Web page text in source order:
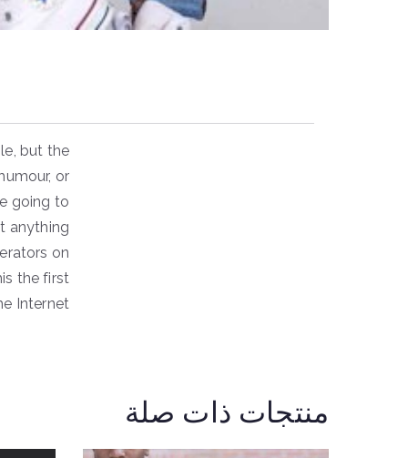
but the
or
going to
anything
on
the first
Internet.
منتجات ذات صلة